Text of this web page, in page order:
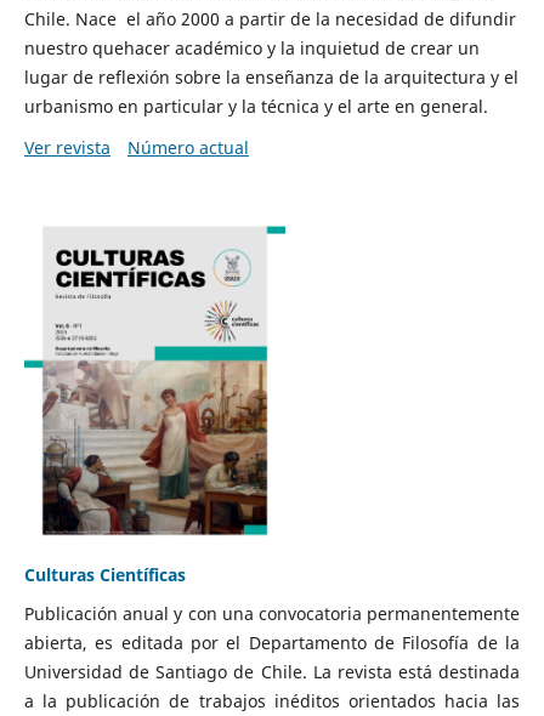
Chile. Nace el año 2000 a partir de la necesidad de difundir
nuestro quehacer académico y la inquietud de crear un
lugar de reflexión sobre la enseñanza de la arquitectura y el
urbanismo en particular y la técnica y el arte en general.
Ver revista
Número actual
Culturas Científicas
Publicación anual y con una convocatoria permanentemente
abierta, es editada por el Departamento de Filosofía de la
Universidad de Santiago de Chile. La revista está destinada
a la publicación de trabajos inéditos orientados hacia las